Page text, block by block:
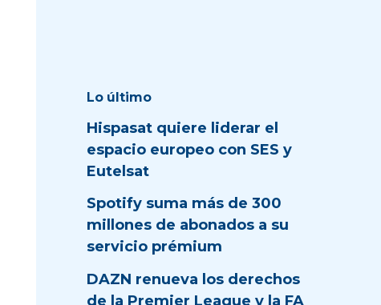
Lo último
Hispasat quiere liderar el
espacio europeo con SES y
Eutelsat
Spotify suma más de 300
millones de abonados a su
servicio prémium
DAZN renueva los derechos
de la Premier League y la FA